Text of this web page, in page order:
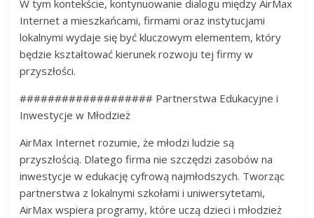
W tym kontekście, kontynuowanie dialogu między AirMax
Internet a mieszkańcami, firmami oraz instytucjami
lokalnymi wydaje się być kluczowym elementem, który
będzie kształtować kierunek rozwoju tej firmy w
przyszłości.
################### Partnerstwa Edukacyjne i
Inwestycje w Młodzież
AirMax Internet rozumie, że młodzi ludzie są
przyszłością. Dlatego firma nie szczędzi zasobów na
inwestycje w edukację cyfrową najmłodszych. Tworząc
partnerstwa z lokalnymi szkołami i uniwersytetami,
AirMax wspiera programy, które uczą dzieci i młodzież